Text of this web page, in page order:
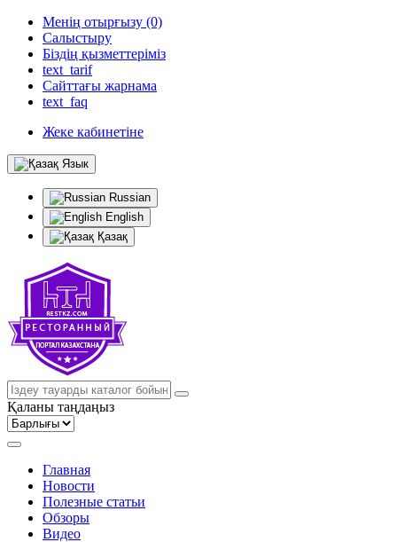
Менің отырғызу (0)
Салыстыру
Біздің қызметтеріміз
text_tarif
Сайттағы жарнама
text_faq
Жеке кабинетіне
Язык
Russian
English
Қазақ
Қаланы таңдаңыз
Главная
Новости
Полезные статьи
Обзоры
Видео